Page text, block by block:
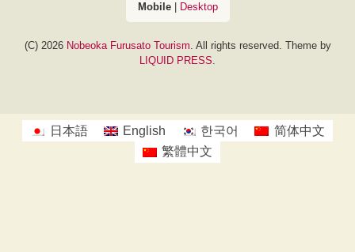
Mobile| Desktop
(C) 2026 Nobeoka Furusato Tourism. All rights reserved. Theme by
LIQUID PRESS.
日本語 English 한국어
简体中文
繁體中文